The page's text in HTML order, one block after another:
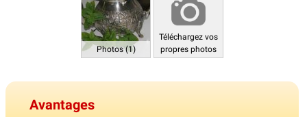
Photos (1)
Téléchargez vos
propres photos
Avantages